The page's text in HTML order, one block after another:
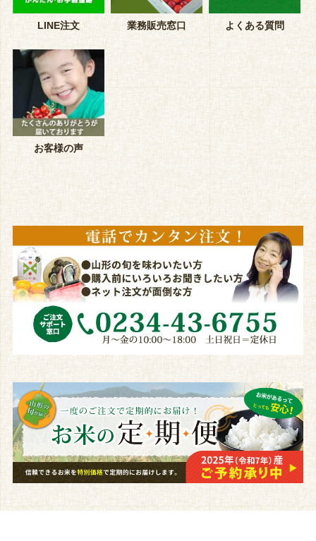
LINE注文 業務販売窓口 よくある質問
お客様の声